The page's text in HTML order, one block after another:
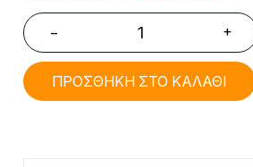
− +
ΠΡΟΣΘΗΚΗ ΣΤΟ ΚΑΛΑΘΙ